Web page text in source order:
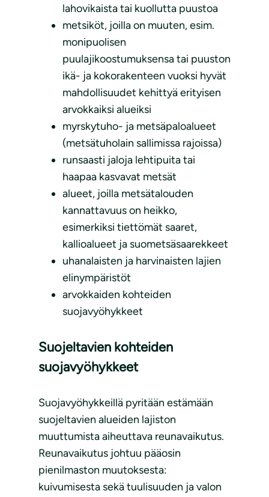
lahovikaista tai kuollutta puustoa
metsiköt, joilla on muuten, esim.
monipuolisen
puulajikoostumuksensa tai puuston
ikä- ja kokorakenteen vuoksi hyvät
mahdollisuudet kehittyä erityisen
arvokkaiksi alueiksi
myrskytuho- ja metsäpaloalueet
(metsätuholain sallimissa rajoissa)
runsaasti jaloja lehtipuita tai
haapaa kasvavat metsät
alueet, joilla metsätalouden
kannattavuus on heikko,
esimerkiksi tiettömät saaret,
kallioalueet ja suometsäsaarekkeet
uhanalaisten ja harvinaisten lajien
elinympäristöt
arvokkaiden kohteiden
suojavyöhykkeet
Suojeltavien kohteiden
suojavyöhykkeet
Suojavyöhykkeillä pyritään estämään
suojeltavien alueiden lajiston
muuttumista aiheuttava reunavaikutus.
Reunavaikutus johtuu pääosin
pienilmaston muutoksesta:
kuivumisesta sekä tuulisuuden ja valon